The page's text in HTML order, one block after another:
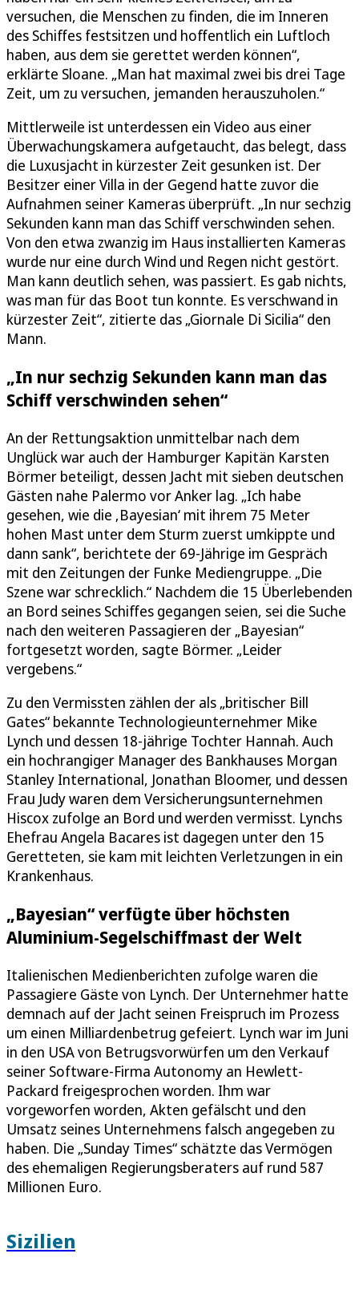
versuchen, die Menschen zu finden, die im Inneren
des Schiffes festsitzen und hoffentlich ein Luftloch
haben, aus dem sie gerettet werden können“,
erklärte Sloane. „Man hat maximal zwei bis drei Tage
Zeit, um zu versuchen, jemanden herauszuholen.“
Mittlerweile ist unterdessen ein Video aus einer
Überwachungskamera aufgetaucht, das belegt, dass
die Luxusjacht in kürzester Zeit gesunken ist. Der
Besitzer einer Villa in der Gegend hatte zuvor die
Aufnahmen seiner Kameras überprüft. „In nur sechzig
Sekunden kann man das Schiff verschwinden sehen.
Von den etwa zwanzig im Haus installierten Kameras
wurde nur eine durch Wind und Regen nicht gestört.
Man kann deutlich sehen, was passiert. Es gab nichts,
was man für das Boot tun konnte. Es verschwand in
kürzester Zeit“, zitierte das „Giornale Di Sicilia“ den
Mann.
„In nur sechzig Sekunden kann man das
Schiff verschwinden sehen“
An der Rettungsaktion unmittelbar nach dem
Unglück war auch der Hamburger Kapitän Karsten
Börmer beteiligt, dessen Jacht mit sieben deutschen
Gästen nahe Palermo vor Anker lag. „Ich habe
gesehen, wie die ‚Bayesian‘ mit ihrem 75 Meter
hohen Mast unter dem Sturm zuerst umkippte und
dann sank“, berichtete der 69-Jährige im Gespräch
mit den Zeitungen der Funke Mediengruppe. „Die
Szene war schrecklich.“ Nachdem die 15 Überlebenden
an Bord seines Schiffes gegangen seien, sei die Suche
nach den weiteren Passagieren der „Bayesian“
fortgesetzt worden, sagte Börmer. „Leider
vergebens.“
Zu den Vermissten zählen der als „britischer Bill
Gates“ bekannte Technologieunternehmer Mike
Lynch und dessen 18-jährige Tochter Hannah. Auch
ein hochrangiger Manager des Bankhauses Morgan
Stanley International, Jonathan Bloomer, und dessen
Frau Judy waren dem Versicherungsunternehmen
Hiscox zufolge an Bord und werden vermisst. Lynchs
Ehefrau Angela Bacares ist dagegen unter den 15
Geretteten, sie kam mit leichten Verletzungen in ein
Krankenhaus.
„Bayesian“ verfügte über höchsten
Aluminium-Segelschiffmast der Welt
Italienischen Medienberichten zufolge waren die
Passagiere Gäste von Lynch. Der Unternehmer hatte
demnach auf der Jacht seinen Freispruch im Prozess
um einen Milliardenbetrug gefeiert. Lynch war im Juni
in den USA von Betrugsvorwürfen um den Verkauf
seiner Software-Firma Autonomy an Hewlett-
Packard freigesprochen worden. Ihm war
vorgeworfen worden, Akten gefälscht und den
Umsatz seines Unternehmens falsch angegeben zu
haben. Die „Sunday Times“ schätzte das Vermögen
des ehemaligen Regierungsberaters auf rund 587
Millionen Euro.
Sizilien